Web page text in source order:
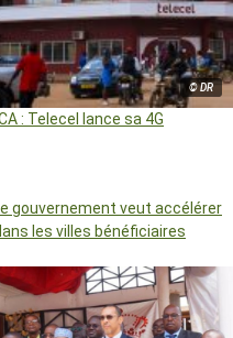
© DR
: Telecel lance sa 4G
le gouvernement veut accélérer
les villes bénéficiaires